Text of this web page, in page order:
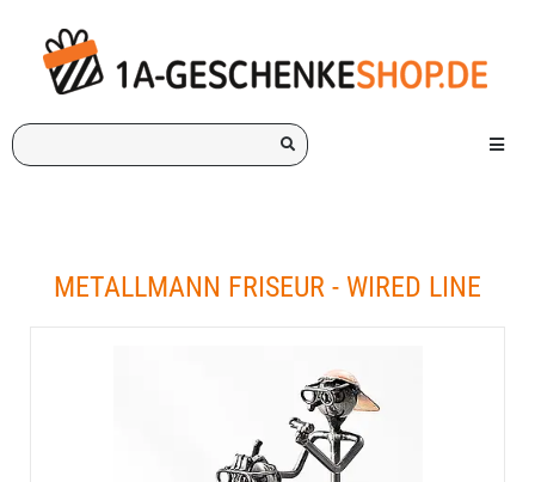
Ich
suche
Menü
METALLMANN FRISEUR - WIRED LINE